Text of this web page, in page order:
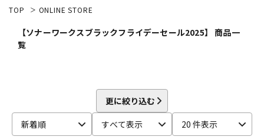
TOP ONLINE STORE
【ソナーワークスブラックフライデーセール2025】 商品一
覧
更に絞り込む
新着順
すべて表示 20 件表示